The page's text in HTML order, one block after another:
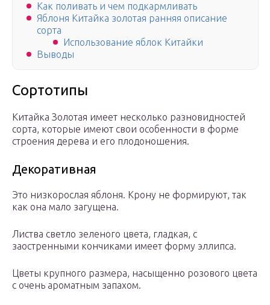
Как поливать и чем подкармливать
Яблоня Китайка золотая ранняя описание
сорта
Использование яблок Китайки
Выводы
Сортотипы
Китайка Золотая имеет несколько разновидностей
сорта, которые имеют свои особенности в форме
строения дерева и его плодоношения.
Декоративная
Это низкорослая яблоня. Крону не формируют, так
как она мало загущена.
Листва светло зеленого цвета, гладкая, с
заостренными кончиками имеет форму эллипса.
Цветы крупного размера, насыщенно розового цвета
с очень ароматным запахом.